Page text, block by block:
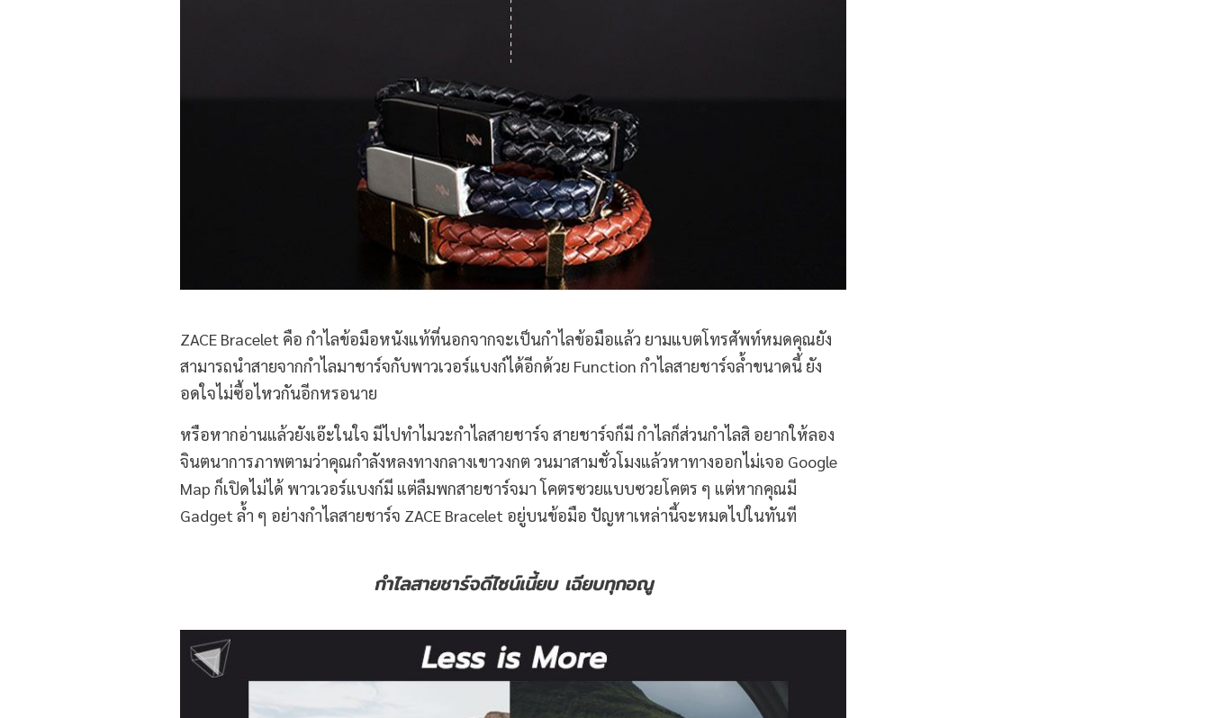
ZACE Bracelet คือ กำไลข้อมือหนังแท้ที่นอกจากจะเป็นกำไลข้อมือแล้ว ยามแบตโทรศัพท์หมดคุณยัง
สามารถนำสายจากกำไลมาชาร์จกับพาวเวอร์แบงก์ได้อีกด้วย Function กำไลสายชาร์จล้ำขนาดนี้ ยัง
อดใจไม่ซื้อไหวกันอีกหรอนาย
หรือหากอ่านแล้วยังเอ๊ะในใจ มีไปทำไมวะกำไลสายชาร์จ สายชาร์จก็มี กำไลก็ส่วนกำไลสิ อยากให้ลอง
จินตนาการภาพตามว่าคุณกำลังหลงทางกลางเขาวงกต วนมาสามชั่วโมงแล้วหาทางออกไม่เจอ Google
Map ก็เปิดไม่ได้ พาวเวอร์แบงก์มี แต่ลืมพกสายชาร์จมา โคตรซวยแบบซวยโคตร ๆ แต่หากคุณมี
Gadget ล้ำ ๆ อย่างกำไลสายชาร์จ ZACE Bracelet อยู่บนข้อมือ ปัญหาเหล่านี้จะหมดไปในทันที
กำไลสายชาร์จดีไซน์เนี้ยบ เฉียบทุกอณู